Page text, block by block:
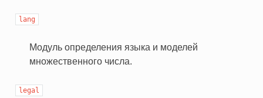
lang
Модуль определения языка и моделей
множественного числа.
legal